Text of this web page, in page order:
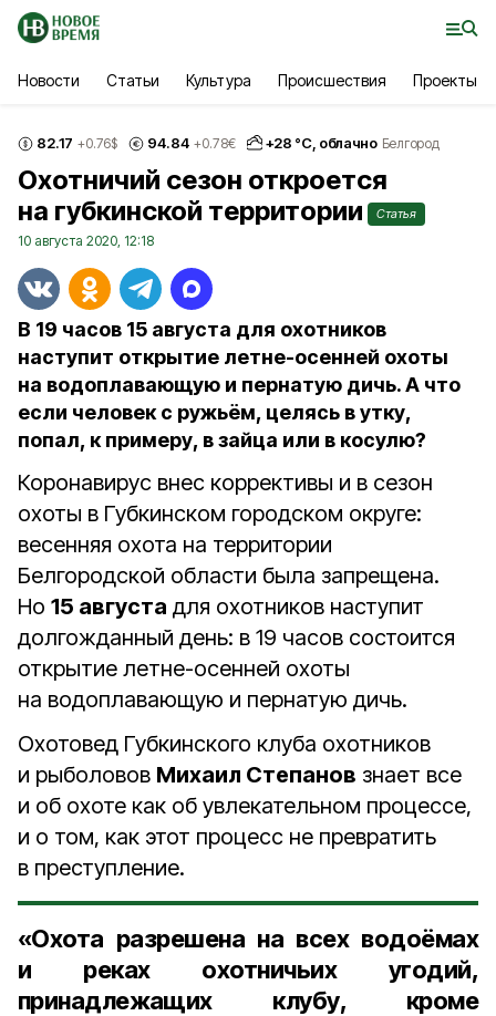
Новости Статьи Культура Происшествия Проекты
82.17 +0.76$ 94.84 +0.78€ +28 °С, облачно Белгород
Охотничий сезон откроется
на губкинской территории
Статья
10 августа 2020, 12:18
В 19 часов 15 августа для охотников
наступит открытие летне-осенней охоты
на водоплавающую и пернатую дичь. А что
если человек с ружьём, целясь в утку,
попал, к примеру, в зайца или в косулю?
Коронавирус внес коррективы и в сезон
охоты в Губкинском городском округе:
весенняя охота на территории
Белгородской области была запрещена.
Но 15 августа для охотников наступит
долгожданный день: в 19 часов состоится
открытие летне-осенней охоты
на водоплавающую и пернатую дичь.
Охотовед Губкинского клуба охотников
и рыболовов Михаил Степанов знает все
и об охоте как об увлекательном процессе,
и о том, как этот процесс не превратить
в преступление.
«Охота разрешена на всех водоёмах
и реках охотничьих угодий,
принадлежащих клубу, кроме